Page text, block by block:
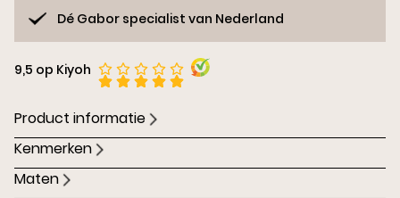
Dé Gabor specialist van Nederland
9,5 op Kiyoh
Product informatie
Kenmerken
Maten